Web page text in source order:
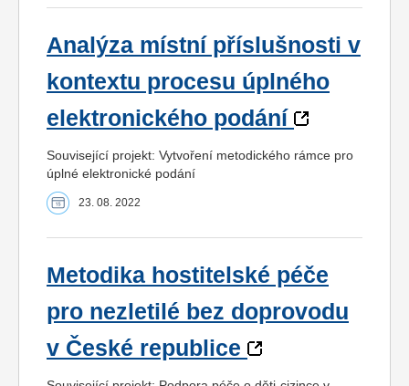
Analýza místní příslušnosti v
kontextu procesu úplného
elektronického podání
Související projekt: Vytvoření metodického rámce pro
úplné elektronické podání
23. 08. 2022
Metodika hostitelské péče
pro nezletilé bez doprovodu
v České republice